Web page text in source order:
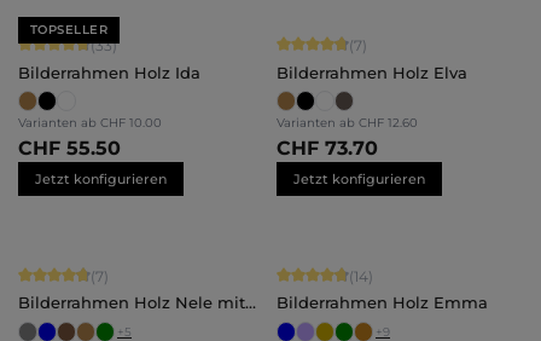
TOPSELLER
Durchschnittliche Bewertung von 4.79 von 5 Sternen
(33)
Bilderrahmen Holz Ida
Varianten ab CHF 10.00
CHF 55.50
Jetzt konfigurieren
Durchschnittliche Bewertung von
(7)
Bilderrahmen Holz Elva
Varianten ab CHF 12.60
CHF 73.70
Jetzt konfigurieren
Durchschnittliche Bewertung von 4.71 von 5 Sternen
(7)
Bilderrahmen Holz Nele mit
Abstandsleiste
+5
Durchschnittliche Bewertung von
(14)
Bilderrahmen Holz Emma
+9